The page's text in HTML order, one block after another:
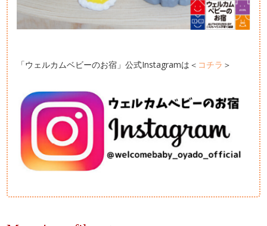
「ウェルカムベビーのお宿」公式Instagramは＜ コチラ ＞